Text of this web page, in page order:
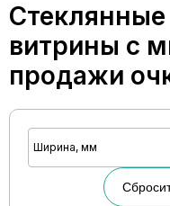
Стеклянные
витрины с
продажи
Ширина, мм